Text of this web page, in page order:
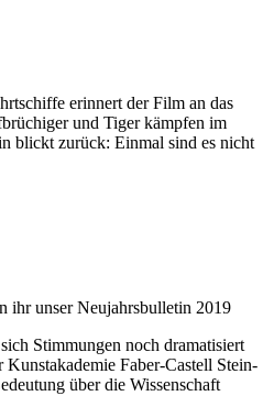
erinnert der Film an das
und Tiger kämpfen im
blickt zurück: Einmal sind es nicht
ihr unser Neujahrsbulletin 2019
Stimmungen noch dramatisiert
Faber-Castell Stein-
über die Wissenschaft